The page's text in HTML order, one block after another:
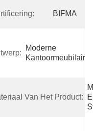
BIFMA
Moderne
Kantoormeubilair
Van Het Product: